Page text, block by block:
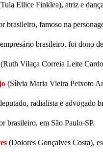
Ellice Finklea), atriz e
brasileiro, famoso na
brasileiro, foi dono
(Ruth Vilaça Correia Leite
(Sílvia Maria Vieira Peixoto
radialista e advogado
brasileiro, em São Paulo-SP.
(Dolores Gonçalves Costa),